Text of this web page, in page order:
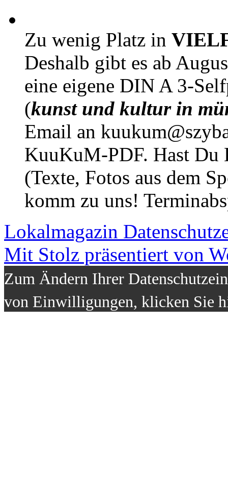
Zu wenig Platz in
Deshalb gibt es ab
eine eigene DIN A 3-
(kunst und kultur in
Email an
KuuKuM-PDF. Hast Du
(Texte, Fotos aus dem
komm zu uns!
Lokalmagazin
Mit Stolz präsentiert von
Zum Ändern Ihrer
von Einwilligungen, klicken Sie